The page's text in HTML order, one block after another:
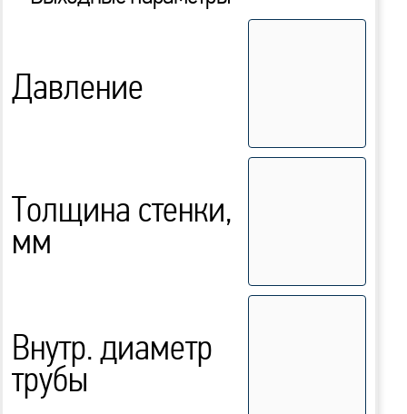
Давление
Толщина стенки,
мм
Внутр. диаметр
трубы